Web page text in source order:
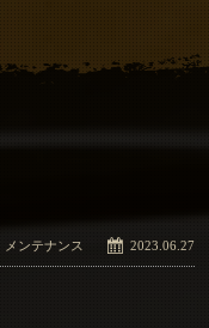
2023.06.27
メンテナンス